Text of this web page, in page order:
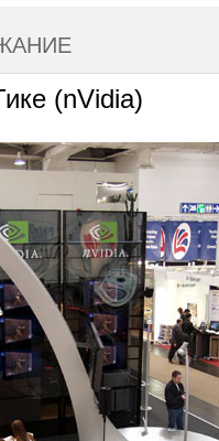
(nVidia)